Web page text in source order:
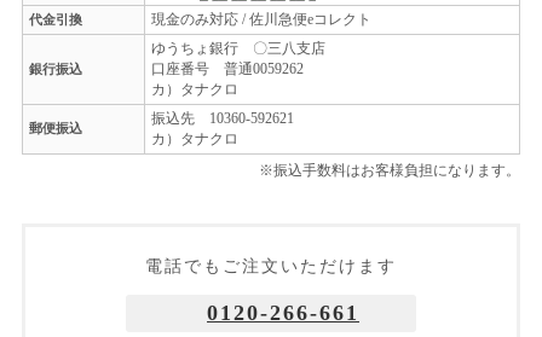
代金引換
現金のみ対応 / 佐川急便eコレクト
銀行振込
ゆうちょ銀行 〇三八支店
口座番号 普通0059262
カ）タナクロ
郵便振込
振込先 10360-592621
カ）タナクロ
※振込手数料はお客様負担になります。
電話でもご注文いただけます
0120-266-661